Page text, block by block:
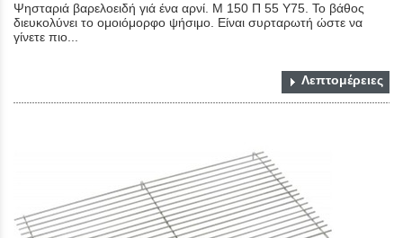
Ψησταριά βαρελοειδή γιά ένα αρνί. Μ 150 Π 55 Υ75. Το βάθος
διευκολύνει το ομοιόμορφο ψήσιμο. Είναι συρταρωτή ώστε να
γίνετε πιο...
Λεπτομέρειες